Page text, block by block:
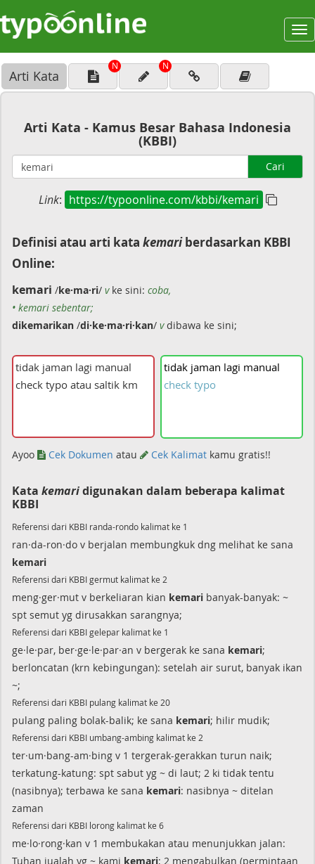
Arti Kata
N N
Arti Kata - Kamus Besar Bahasa Indonesia
(KBBI)
Cari
Link: https://typoonline.com/kbbi/kemari
Definisi atau arti kata kemariberdasarkan KBBI
Online:
kemari /ke·ma·ri/ vke sini: coba,
• kemari sebentar;
dikemarikan /di·ke·ma·ri·kan/ vdibawa ke sini;
tidak jaman lagi manual
check typo
Ayoo Cek Dokumen atau Cek Kalimat kamu gratis!!
Kata kemaridigunakan dalam beberapa kalimat
KBBI
Referensi dari KBBI randa-rondo kalimat ke 1
ran·da-ron·do v berjalan membungkuk dng melihat ke sana
kemari
Referensi dari KBBI germut kalimat ke 2
meng·ger·mut v berkeliaran kian kemari banyak-banyak: ~
spt semut yg dirusakkan sarangnya;
Referensi dari KBBI gelepar kalimat ke 1
ge·le·par, ber·ge·le·par·an v bergerak ke sana kemari;
berloncatan (krn kebingungan): setelah air surut, banyak ikan
~;
Referensi dari KBBI pulang kalimat ke 20
pulang paling bolak-balik; ke sana kemari; hilir mudik;
Referensi dari KBBI umbang-ambing kalimat ke 2
ter·um·bang-am·bing v 1 tergerak-gerakkan turun naik;
terkatung-katung: spt sabut yg ~ di laut; 2 ki tidak tentu
(nasibnya); terbawa ke sana kemari: nasibnya ~ ditelan
zaman
Referensi dari KBBI lorong kalimat ke 6
me·lo·rong·kan v 1 membukakan atau menunjukkan jalan:
Tuhan jualah yg ~ kami kemari; 2 mengabulkan (permintaan